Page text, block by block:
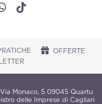
OFFERTE
Via Monaco, 5 09045 Quartu
delle Imprese di Cagliari